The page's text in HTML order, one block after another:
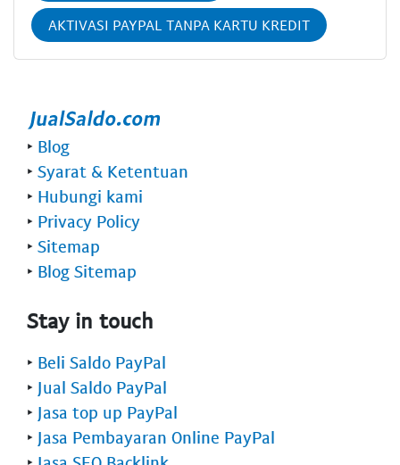
AKTIVASI PAYPAL TANPA KARTU KREDIT
‣ Blog
‣ Syarat & Ketentuan
‣ Hubungi kami
‣ Privacy Policy
‣ Sitemap
‣ Blog Sitemap
Stay in touch
‣ Beli Saldo PayPal
‣ Jual Saldo PayPal
‣ Jasa top up PayPal
‣ Jasa Pembayaran Online PayPal